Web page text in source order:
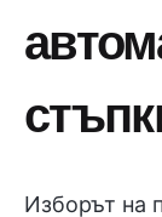
Изборът на